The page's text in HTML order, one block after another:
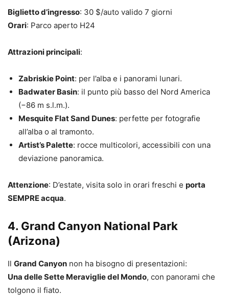
Biglietto d’ingresso: 30 $/auto valido 7 giorni
Orari: Parco aperto H24
Attrazioni principali:
Zabriskie Point: per l’alba e i panorami lunari.
Badwater Basin: il punto più basso del Nord America
(−86 m s.l.m.).
Mesquite Flat Sand Dunes: perfette per fotografie
all’alba o al tramonto.
Artist’s Palette: rocce multicolori, accessibili con una
deviazione panoramica.
Attenzione: D’estate, visita solo in orari freschi e porta
SEMPRE acqua.
4. Grand Canyon National Park
(Arizona)
Il Grand Canyon non ha bisogno di presentazioni:
Una delle Sette Meraviglie del Mondo, con panorami che
tolgono il fiato.